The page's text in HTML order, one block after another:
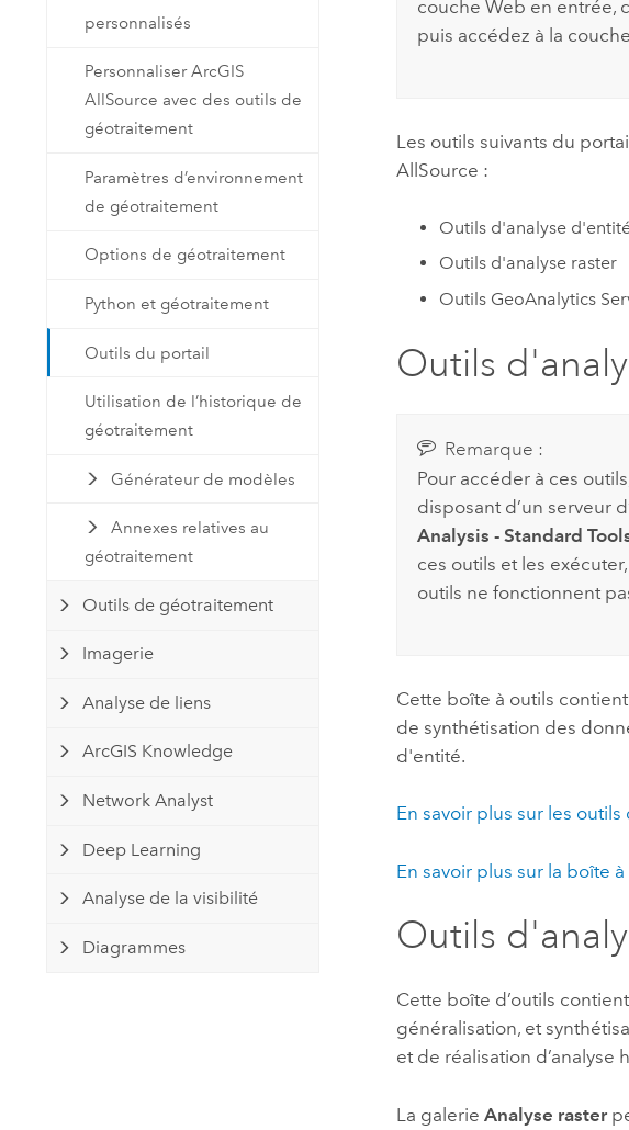
personnalisés
Personnaliser ArcGIS
AllSource avec des outils de
géotraitement
Paramètres d’environnement
de géotraitement
Options de géotraitement
Python et géotraitement
Outils du portail
Utilisation de l’historique de
géotraitement
Générateur de modèles
Annexes relatives au
géotraitement
Outils de géotraitement
Imagerie
Analyse de liens
ArcGIS Knowledge
Network Analyst
Deep Learning
Analyse de la visibilité
Diagrammes
couche Web en entrée,
puis accédez à la
Les outils suivants du
AllSource :
Outils d'analyse
Outils d'analyse raster
Outils GeoAnalytics
Outils
Remarque :
Pour accéder à ces
disposant d’un serveur
Analysis - Standard
ces outils et les
outils ne fonctionnent
Cette boîte à outils
de synthétisation des
d'entité.
En savoir plus sur les outils
En savoir plus sur la boîte
Outils
Cette boîte d’outils
généralisation, et
et de réalisation d’analyse
La galerieAnalyse raster